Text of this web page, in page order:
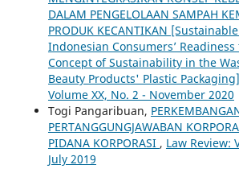
DALAM PENGELOLAAN SAMPAH
PRODUK KECANTIKAN
Indonesian Consumers’
Concept of Sustainability in the
Beauty Products' Plastic Packaging]
Volume XX, No. 2 - November 2020
Togi Pangaribuan,
PERTANGGUNGJAWABAN
PIDANA KORPORASI , Law Review:
July 2019